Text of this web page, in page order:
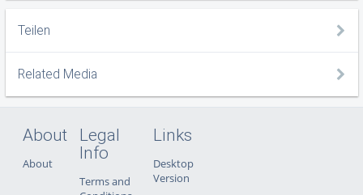
Teilen
Related Media
About
About
Legal
Info
Terms and
Links
Desktop
Version